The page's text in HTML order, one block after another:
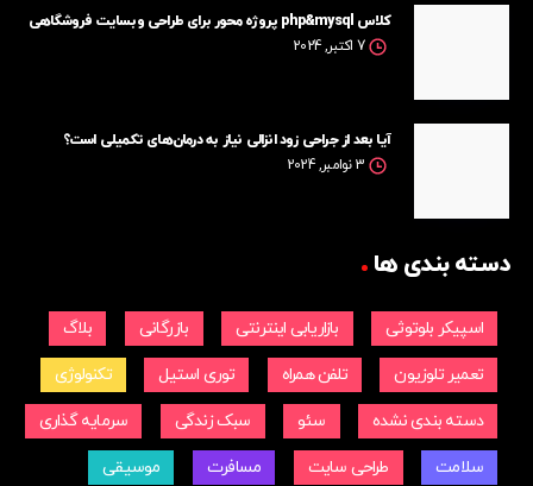
کلاس php&mysql پروژه محور برای طراحی وبسایت فروشگاهی
7 اکتبر, 2024
آیا بعد از جراحی زود انزالی نیاز به درمان‌های تکمیلی است؟
3 نوامبر, 2024
دسته بندی ها
اسپیکر بلوتوثی بازاریابی اینترنتی بازرگانی بلاگ
تعمیر تلوزیون تلفن همراه توری استیل تکنولوژی
دسته بندی نشده سئو سبک زندگی سرمایه گذاری
سلامت طراحی سایت مسافرت موسیقی